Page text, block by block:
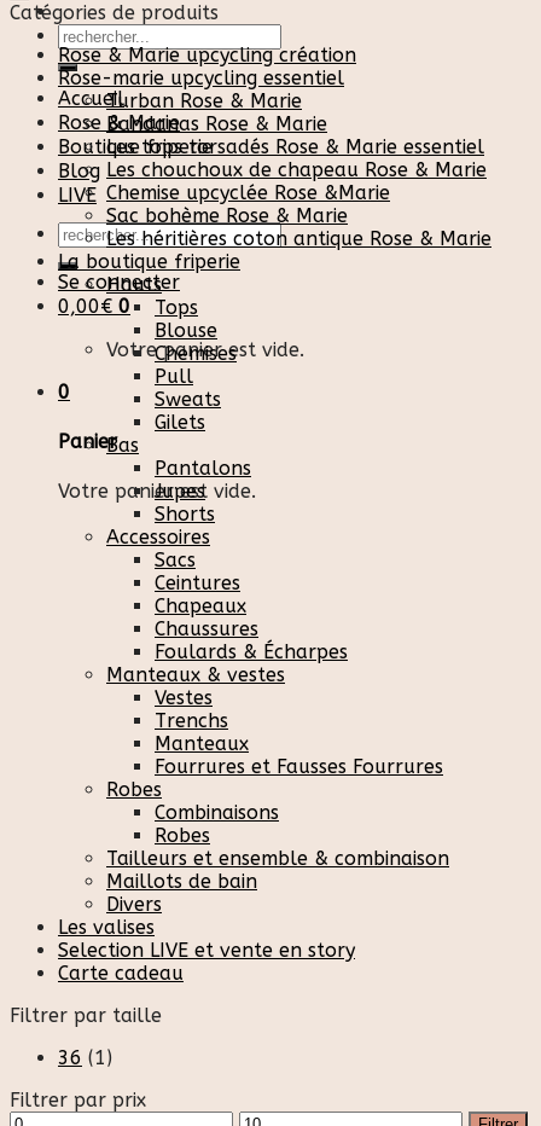
Recherche
pour :
Accueil
Rose & Marie
Boutique friperie
Blog
LIVE
Recherche
pour :
Se connecter
0,00€ 0
Votre panier est vide.
0
Panier
Votre panier est vide.
Catégories de produits
Rose & Marie upcycling création
Rose-marie upcycling essentiel
Turban Rose & Marie
Bandanas Rose & Marie
Les tops torsadés Rose & Marie essentiel
Les chouchoux de chapeau Rose & Marie
Chemise upcyclée Rose &Marie
Sac bohème Rose & Marie
Les héritières coton antique Rose & Marie
La boutique friperie
Hauts
Tops
Blouse
Chemises
Pull
Sweats
Gilets
Bas
Pantalons
Jupes
Shorts
Accessoires
Sacs
Ceintures
Chapeaux
Chaussures
Foulards & Écharpes
Manteaux & vestes
Vestes
Trenchs
Manteaux
Fourrures et Fausses Fourrures
Robes
Combinaisons
Robes
Tailleurs et ensemble & combinaison
Maillots de bain
Divers
Les valises
Selection LIVE et vente en story
Carte cadeau
Filtrer par taille
36 (1)
Filtrer par prix